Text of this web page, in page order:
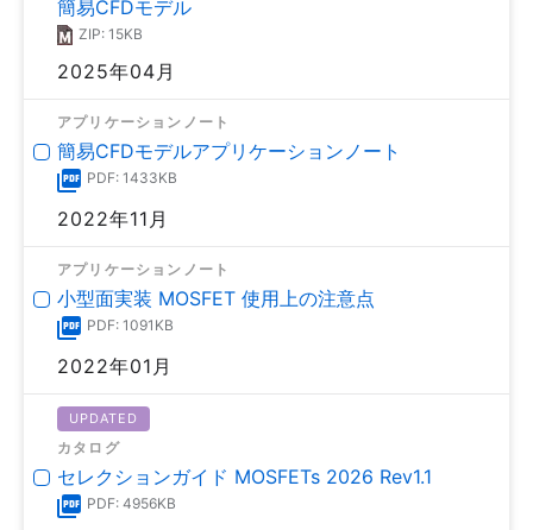
簡易CFDモデル
ZIP: 15KB
2025年04月
アプリケーションノート
簡易CFDモデルアプリケーションノート
PDF: 1433KB
2022年11月
アプリケーションノート
小型面実装 MOSFET 使用上の注意点
PDF: 1091KB
2022年01月
UPDATED
カタログ
セレクションガイド MOSFETs 2026 Rev1.1
PDF: 4956KB